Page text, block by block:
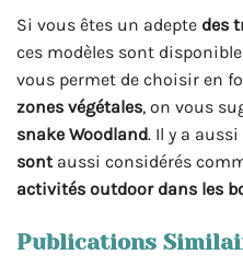
Si vous êtes un adepte des
ces modèles sont
vous permet de choisir en
zones végétales, on vous
snake Woodland. Il y a aussi
sontaussi considérés
activités outdoor dans les
Publications